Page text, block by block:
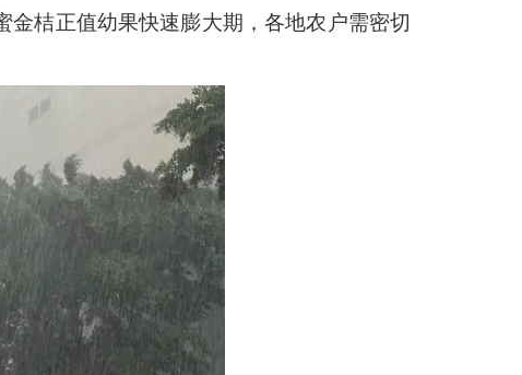
桔正值幼果快速膨大期，各地农户需密切